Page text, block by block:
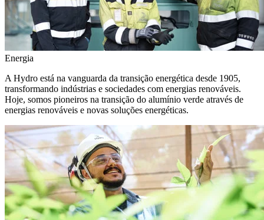
Energia
A Hydro está na vanguarda da transição energética desde 1905,
transformando indústrias e sociedades com energias renováveis.
Hoje, somos pioneiros na transição do alumínio verde através de
energias renováveis e novas soluções energéticas.